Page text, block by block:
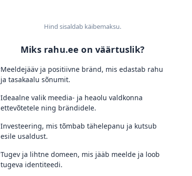
Hind sisaldab käibemaksu.
Miks rahu.ee on väärtuslik?
Meeldejääv ja positiivne bränd, mis edastab rahu
ja tasakaalu sõnumit.
Ideaalne valik meedia- ja heaolu valdkonna
ettevõtetele ning brändidele.
Investeering, mis tõmbab tähelepanu ja kutsub
esile usaldust.
Tugev ja lihtne domeen, mis jääb meelde ja loob
tugeva identiteedi.